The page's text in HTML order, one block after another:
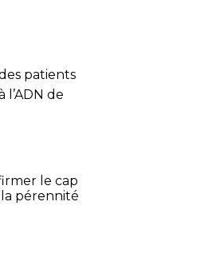
patients
de
le cap
pérennité